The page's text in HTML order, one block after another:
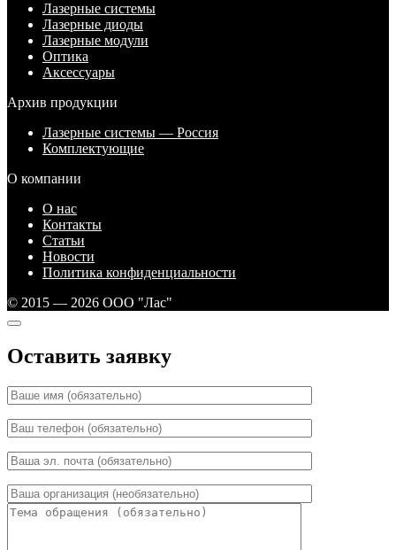
Лазерные системы
Лазерные диоды
Лазерные модули
Оптика
Аксессуары
Архив продукции
Лазерные системы — Россия
Комплектующие
О компании
О нас
Контакты
Статьи
Новости
Политика конфиденциальности
© 2015 — 2026 ООО "Лас"
Оставить заявку